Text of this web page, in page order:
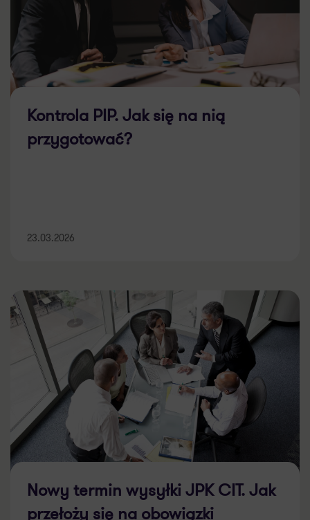
Kontrola PIP. Jak się na nią
przygotować?
23.03.2026
Nowy termin wysyłki JPK CIT. Jak
przełoży się na obowiązki